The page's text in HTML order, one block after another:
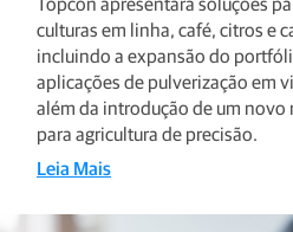
culturas em linha, café, citros e
incluindo a expansão do
aplicações de pulverização em
além da introdução de um novo
para agricultura de precisão.
Leia Mais